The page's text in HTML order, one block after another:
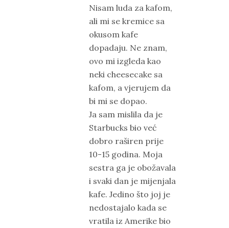
Nisam luda za kafom,
ali mi se kremice sa
okusom kafe
dopadaju. Ne znam,
ovo mi izgleda kao
neki cheesecake sa
kafom, a vjerujem da
bi mi se dopao.
Ja sam mislila da je
Starbucks bio već
dobro raširen prije
10-15 godina. Moja
sestra ga je obožavala
i svaki dan je mijenjala
kafe. Jedino što joj je
nedostajalo kada se
vratila iz Amerike bio